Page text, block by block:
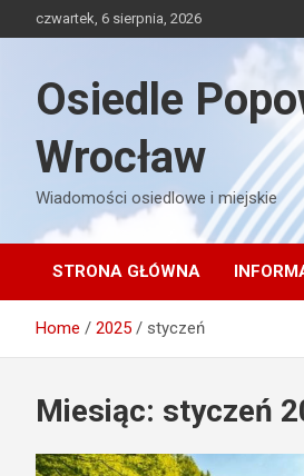
to
czwartek, 6 sierpnia, 2026
Osiedle
Wrocław
Wiadomości osiedlowe i miejskie
STRONA GŁÓWNA
Home 2025 styczeń
Miesiąc: styczeń